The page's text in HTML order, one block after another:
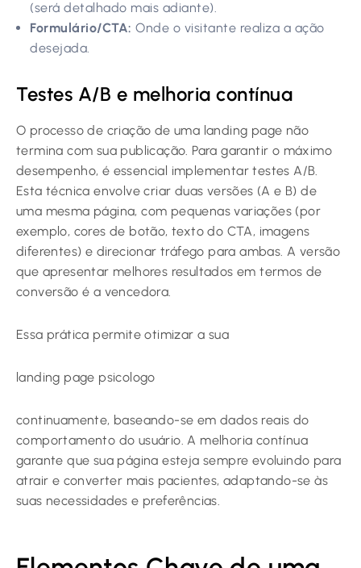
(será detalhado mais adiante).
Formulário/CTA: Onde o visitante realiza a ação
desejada.
Testes A/B e melhoria contínua
O processo de criação de uma landing page não
termina com sua publicação. Para garantir o máximo
desempenho, é essencial implementar testes A/B.
Esta técnica envolve criar duas versões (A e B) de
uma mesma página, com pequenas variações (por
exemplo, cores de botão, texto do CTA, imagens
diferentes) e direcionar tráfego para ambas. A versão
que apresentar melhores resultados em termos de
conversão é a vencedora.
Essa prática permite otimizar a sua
landing page psicologo
continuamente, baseando-se em dados reais do
comportamento do usuário. A melhoria contínua
garante que sua página esteja sempre evoluindo para
atrair e converter mais pacientes, adaptando-se às
suas necessidades e preferências.